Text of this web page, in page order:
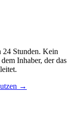
24 Stunden. Kein
Inhaber, der das
→